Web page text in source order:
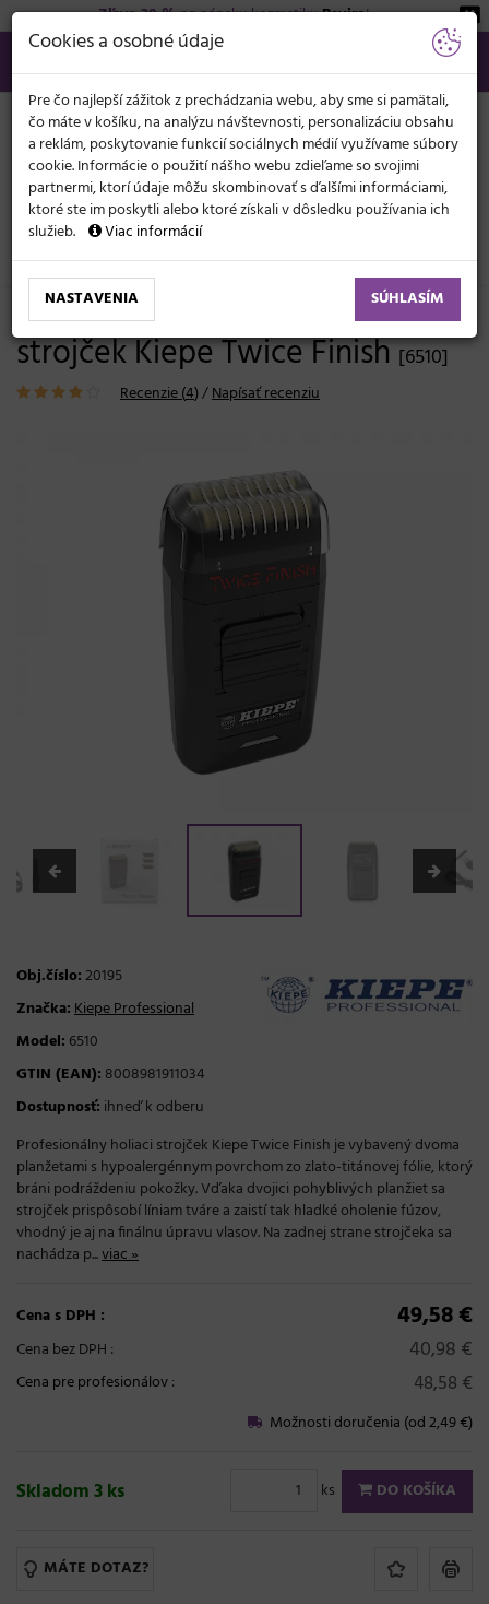
Zľava 20 %na pánsku kozmetikuBeviro!
02/21 201 099
info@svetkadernictva.sk
Po−pia: 8−17
Všetko o nákupe €
KATEGÓRIE
MENU
Elektronika Strojčeky Holiace strojčeky
Profesionálny planžetový holiaci
strojček Kiepe Twice Finish [6510]
Recenzie (4)/Napísať recenziu
Obj.číslo:20195
Značka:Kiepe Professional
Model: 6510
GTIN (EAN): 8008981911034
Dostupnosť: ihneď k odberu
Profesionálny holiaci strojček Kiepe Twice Finish je vybavený dvoma
planžetami s hypoalergénnym povrchom zo zlato-titánovej fólie, ktorý
bráni podráždeniu pokožky. Vďaka dvojici pohyblivých planžiet sa
strojček prispôsobí líniam tváre a zaistí tak hladké oholenie fúzov,
vhodný je aj na finálnu úpravu vlasov. Na zadnej strane strojčeka sa
nachádza p...viac »
Cena s DPH : 49,58 €
Cena bez DPH : 40,98 €
Cena pre profesionálov: 48,58 €
Možnosti doručenia (od 2,49 €)
Skladom 3 ks ks DO KOŠÍKA
MÁTE DOTAZ?
Cookies a osobné údaje
Pre čo najlepší zážitok z prechádzania webu, aby sme si pamätali,
čo máte v košíku, na analýzu návštevnosti, personalizáciu obsahu
a reklám, poskytovanie funkcií sociálnych médií využívame súbory
cookie. Informácie o použití nášho webu zdieľame so svojimi
partnermi, ktorí údaje môžu skombinovať s ďalšími informáciami,
ktoré ste im poskytli alebo ktoré získali v dôsledku používania ich
služieb.
Viac informácií
NASTAVENIA SÚHLASÍM